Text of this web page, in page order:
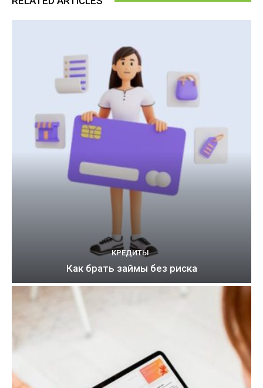
КРЕДИТЫ
Как брать займы без риска